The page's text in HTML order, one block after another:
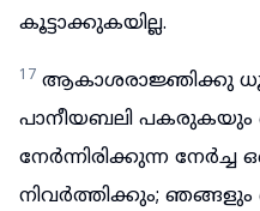
കൂട്ടാക്കുകയില്ല.
17 ആകാശരാജ്ഞിക്കു
പാനീയബലി
നേർന്നിരിക്കുന്ന
നിവർത്തിക്കും; ഞങ്ങളും